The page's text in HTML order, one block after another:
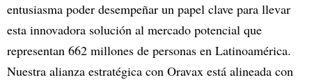
entusiasma poder desempeñar un papel clave para llevar
esta innovadora solución al mercado potencial que
representan 662 millones de personas en Latinoamérica.
Nuestra alianza estratégica con Oravax está alineada con